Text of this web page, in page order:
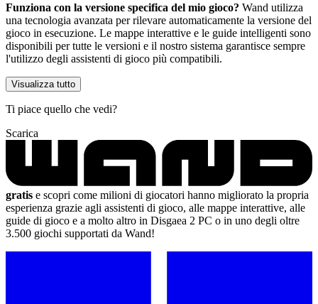
Funziona con la versione specifica del mio gioco? Wand utilizza
una tecnologia avanzata per rilevare automaticamente la versione del
gioco in esecuzione. Le mappe interattive e le guide intelligenti sono
disponibili per tutte le versioni e il nostro sistema garantisce sempre
l'utilizzo degli assistenti di gioco più compatibili.
Visualizza tutto
Ti piace quello che vedi?
Scarica
gratis e scopri come milioni di giocatori hanno migliorato la propria
esperienza grazie agli assistenti di gioco, alle mappe interattive, alle
guide di gioco e a molto altro in Disgaea 2 PC o in uno degli oltre
3.500 giochi supportati da Wand!